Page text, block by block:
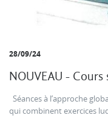
28/09/24
NOUVEAU -
Séances à l’approche
qui combinent exercices